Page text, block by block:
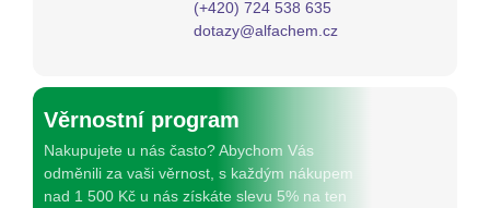
(+420) 724 538 635
dotazy@alfachem.cz
Věrnostní program
Nakupujete u nás často? Abychom Vás
odměnili za vaši věrnost, s každým nákupem
nad 1 500 Kč u nás získáte slevu 5% na ten